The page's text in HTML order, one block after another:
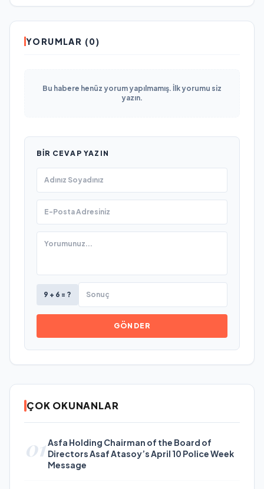
YORUMLAR (0)
Bu habere henüz yorum yapılmamış. İlk yorumu siz
yazın.
BIR CEVAP YAZIN
9 + 6 = ?
GÖNDER
ÇOK OKUNANLAR
01 Asfa Holding Chairman of the Board of
Directors Asaf Atasoy’s April 10 Police Week
Message